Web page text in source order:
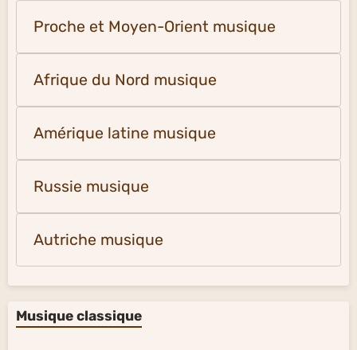
Proche et Moyen-Orient musique
Afrique du Nord musique
Amérique latine musique
Russie musique
Autriche musique
Musique classique